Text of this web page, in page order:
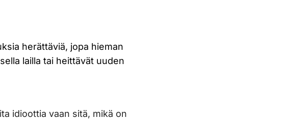
herättäviä, jopa hieman
lailla tai heittävät uuden
idioottia vaan sitä, mikä on